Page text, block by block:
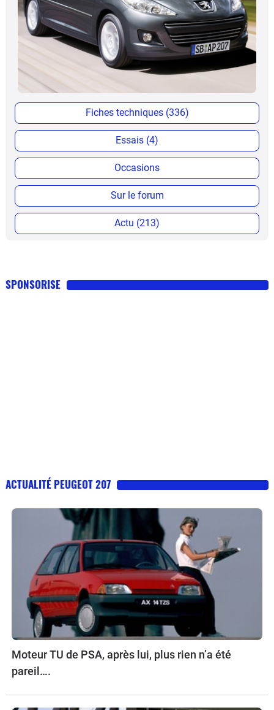
Fiches techniques (336)
Essais (4)
Occasions
Sur le forum
Actu (213)
SPONSORISE
ACTUALITÉ PEUGEOT 207
Moteur TU de PSA, après lui, plus rien n’a été
pareil….